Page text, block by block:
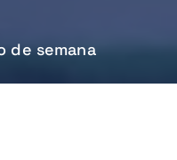
de semana